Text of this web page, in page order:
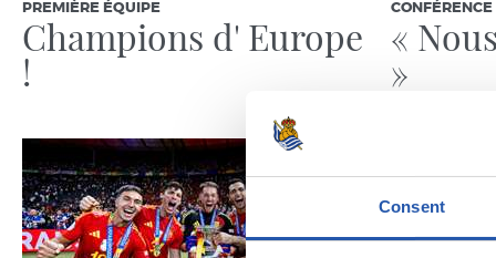
Consent
PREMIÈRE ÉQUIPE
Champions d' Europe
!
CONFÉRENCE
«
»